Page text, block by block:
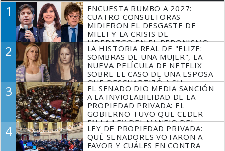
1
ENCUESTA RUMBO A 2027:
CUATRO CONSULTORAS
MIDIERON EL DESGASTE DE
MILEI Y LA CRISIS DE
LIDERAZGO EN EL PERONISMO
2
LA HISTORIA REAL DE "ELIZE:
SOMBRAS DE UNA MUJER", LA
NUEVA PELÍCULA DE NETFLIX
SOBRE EL CASO DE UNA ESPOSA
QUE DESCUARTIZÓ A SU
MARIDO
3
EL SENADO DIO MEDIA SANCIÓN
A LA INVIOLABILIDAD DE LA
PROPIEDAD PRIVADA: EL
GOBIERNO TUVO QUE CEDER
EN LA LEY DEL MANEJO DEL
FUEGO
4
LEY DE PROPIEDAD PRIVADA:
QUÉ SENADORES VOTARON A
FAVOR Y CUÁLES EN CONTRA